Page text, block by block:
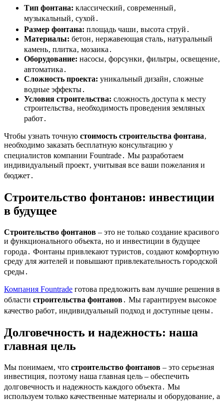
Тип фонтана: классический‚ современный‚
музыкальный‚ сухой․
Размер фонтана: площадь чаши‚ высота струй․
Материалы: бетон‚ нержавеющая сталь‚ натуральный
камень‚ плитка‚ мозаика․
Оборудование: насосы‚ форсунки‚ фильтры‚ освещение‚
автоматика․
Сложность проекта: уникальный дизайн‚ сложные
водные эффекты․
Условия строительства: сложность доступа к месту
строительства‚ необходимость проведения земляных
работ․
Чтобы узнать точную стоимость строительства фонтана‚
необходимо заказать бесплатную консультацию у
специалистов компании Fountrade․ Мы разработаем
индивидуальный проект‚ учитывая все ваши пожелания и
бюджет․
Строительство фонтанов: инвестиции
в будущее
Строительство фонтанов – это не только создание красивого
и функционального объекта‚ но и инвестиции в будущее
города․ Фонтаны привлекают туристов‚ создают комфортную
среду для жителей и повышают привлекательность городской
среды․
Компания Fountrade готова предложить вам лучшие решения в
области строительства фонтанов․ Мы гарантируем высокое
качество работ‚ индивидуальный подход и доступные цены․
Долговечность и надежность: наша
главная цель
Мы понимаем‚ что строительство фонтанов – это серьезная
инвестиция‚ поэтому наша главная цель – обеспечить
долговечность и надежность каждого объекта․ Мы
используем только качественные материалы и оборудование‚ а